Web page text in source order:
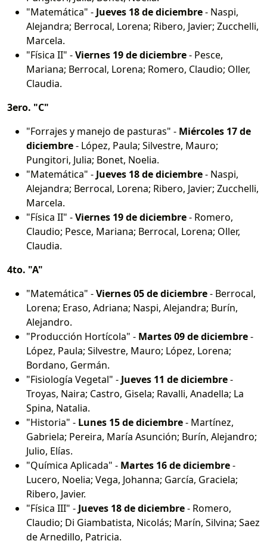
"Matemática" - Jueves 18 de diciembre- Naspi,
Alejandra; Berrocal, Lorena; Ribero, Javier; Zucchelli,
Marcela.
"Física II" -Viernes 19 de diciembre- Pesce,
Mariana; Berrocal, Lorena; Romero, Claudio; Oller,
Claudia.
3ero. "C"
"Forrajes y manejo de pasturas" - Miércoles 17 de
diciembre- López, Paula; Silvestre, Mauro;
Pungitori, Julia; Bonet, Noelia.
"Matemática" - Jueves 18 de diciembre- Naspi,
Alejandra; Berrocal, Lorena; Ribero, Javier; Zucchelli,
Marcela.
"Física II" -Viernes 19 de diciembre- Romero,
Claudio; Pesce, Mariana; Berrocal, Lorena; Oller,
Claudia.
4to. "A"
"Matemática" -Viernes 05 de diciembre- Berrocal,
Lorena; Eraso, Adriana; Naspi, Alejandra; Burín,
Alejandro.
"Producción Hortícola" - Martes 09 de diciembre-
López, Paula; Silvestre, Mauro; López, Lorena;
Bordano, Germán.
"Fisiología Vegetal" - Jueves 11 de diciembre-
Troyas, Naira; Castro, Gisela; Ravalli, Anadella; La
Spina, Natalia.
"Historia" - Lunes 15 de diciembre- Martínez,
Gabriela; Pereira, María Asunción; Burín, Alejandro;
Julio, Elías.
"Química Aplicada" - Martes 16 de diciembre-
Lucero, Noelia; Vega, Johanna; García, Graciela;
Ribero, Javier.
"Física III" - Jueves 18 de diciembre- Romero,
Claudio; Di Giambatista, Nicolás; Marín, Silvina; Saez
de Arnedillo, Patricia.